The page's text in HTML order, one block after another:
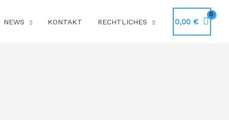
NEWS KONTAKT RECHTLICHES 0,00 €